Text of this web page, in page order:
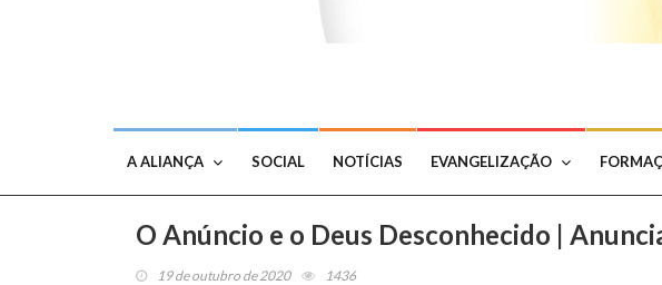
A ALIANÇA SOCIAL NOTÍCIAS EVANGELIZAÇÃO
O Anúncio e o Deus Desconhecido |
19 de outubro de 2020 1436